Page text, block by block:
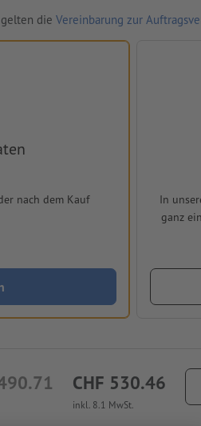
die Vereinbarung zur
nach dem Kauf
In
ganz
inkl. 8.1 MwSt.
CHF 530.46